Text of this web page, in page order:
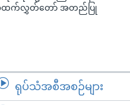
က်လွှတ်တော် အတည်ပြု
ရုပ်သံအစီအစဉ်များ